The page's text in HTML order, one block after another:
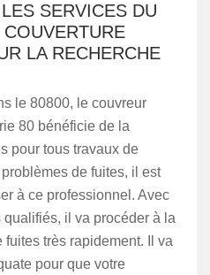
SERVICES DU
LA RECHERCHE
le 80800, le couvreur
80 bénéficie de la
pour tous travaux de
de fuites, il est
à ce professionnel. Avec
il va procéder à la
très rapidement. Il va
pour que votre